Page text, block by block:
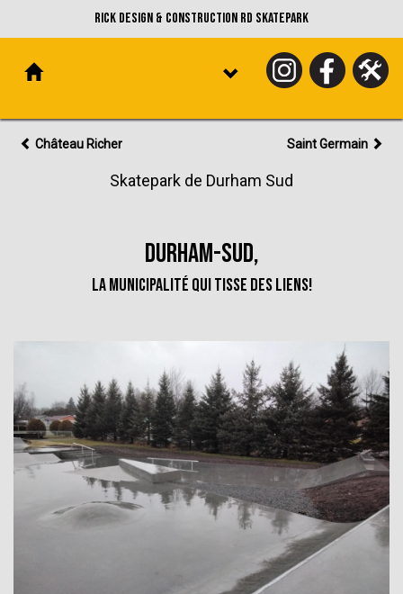
Rick Design & Construction RD Skatepark
Château Richer Saint Germain
Skatepark de Durham Sud
Durham-Sud,
la municipalité qui tisse des liens!